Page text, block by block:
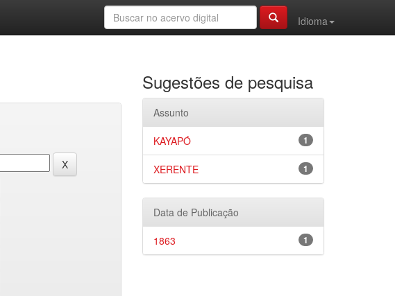
Idioma
Sugestões de pesquisa
Assunto
1
KAYAPÓ
1
XERENTE
Data de Publicação
1
1863